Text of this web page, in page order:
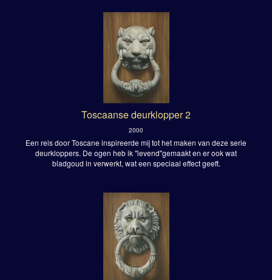
Toscaanse deurklopper 2
2000
Een reis door Toscane inspireerde mij tot het maken van deze serie
deurkloppers. De ogen heb ik "levend"gemaakt en er ook wat
bladgoud in verwerkt, wat een speciaal effect geeft.